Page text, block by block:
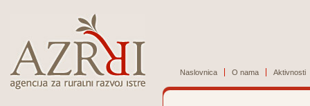
Naslovnica O nama Aktivnosti